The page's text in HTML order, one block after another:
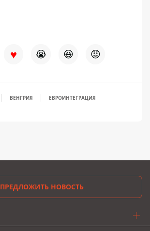
♥ 😭 😆 😡
ВЕНГРИЯ ЕВРОИНТЕГРАЦИЯ
ПРЕДЛОЖИТЬ НОВОСТЬ